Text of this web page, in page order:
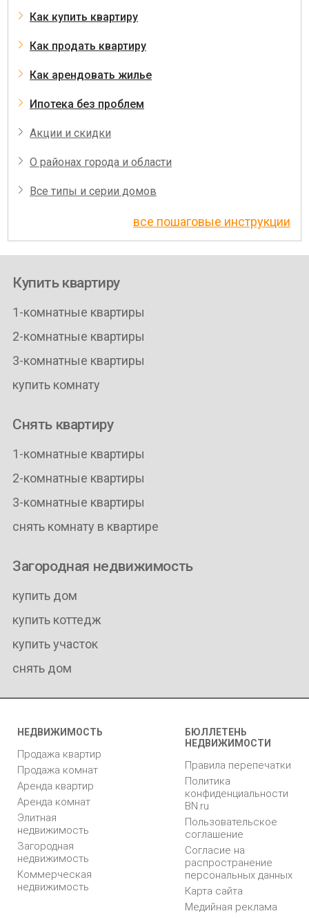
Как купить квартиру
Как продать квартиру
Как арендовать жилье
Ипотека без проблем
Акции и скидки
О районах города и области
Все типы и серии домов
все пошаговые инструкции
Купить квартиру
1-комнатные квартиры
2-комнатные квартиры
3-комнатные квартиры
купить комнату
Снять квартиру
1-комнатные квартиры
2-комнатные квартиры
3-комнатные квартиры
снять комнату в квартире
Загородная недвижимость
купить дом
купить коттедж
купить участок
снять дом
НЕДВИЖИМОСТЬ
Продажа квартир
Продажа комнат
Аренда квартир
Аренда комнат
Элитная
недвижимость
Загородная
недвижимость
Коммерческая
недвижимость
БЮЛЛЕТЕНЬ
НЕДВИЖИМОСТИ
Правила перепечатки
Политика
конфиденциальности
BN.ru
Пользовательское
соглашение
Согласие на
распространение
персональных данных
Карта сайта
Медийная реклама